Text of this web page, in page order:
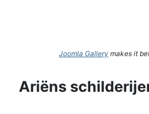
Joomla Gallery makes it
Ariëns